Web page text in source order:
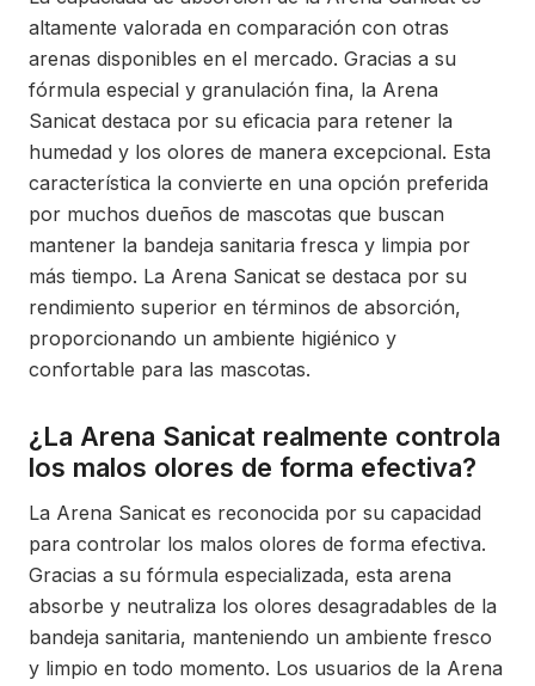
altamente valorada en comparación con otras
arenas disponibles en el mercado. Gracias a su
fórmula especial y granulación fina, la Arena
Sanicat destaca por su eficacia para retener la
humedad y los olores de manera excepcional. Esta
característica la convierte en una opción preferida
por muchos dueños de mascotas que buscan
mantener la bandeja sanitaria fresca y limpia por
más tiempo. La Arena Sanicat se destaca por su
rendimiento superior en términos de absorción,
proporcionando un ambiente higiénico y
confortable para las mascotas.
¿La Arena Sanicat realmente controla
los malos olores de forma efectiva?
La Arena Sanicat es reconocida por su capacidad
para controlar los malos olores de forma efectiva.
Gracias a su fórmula especializada, esta arena
absorbe y neutraliza los olores desagradables de la
bandeja sanitaria, manteniendo un ambiente fresco
y limpio en todo momento. Los usuarios de la Arena